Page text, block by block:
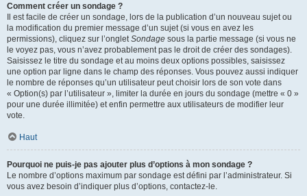
Comment créer un sondage ?
Il est facile de créer un sondage, lors de la publication d’un nouveau sujet ou
la modification du premier message d’un sujet (si vous en avez les
permissions), cliquez sur l’ongletSondage sous la partie message (si vous ne
le voyez pas, vous n’avez probablement pas le droit de créer des sondages).
Saisissez le titre du sondage et au moins deux options possibles, saisissez
une option par ligne dans le champ des réponses. Vous pouvez aussi indiquer
le nombre de réponses qu’un utilisateur peut choisir lors de son vote dans
« Option(s) par l’utilisateur », limiter la durée en jours du sondage (mettre « 0 »
pour une durée illimitée) et enfin permettre aux utilisateurs de modifier leur
vote.
Haut
Pourquoi ne puis-je pas ajouter plus d’options à mon sondage ?
Le nombre d’options maximum par sondage est défini par l’administrateur. Si
vous avez besoin d’indiquer plus d’options, contactez-le.